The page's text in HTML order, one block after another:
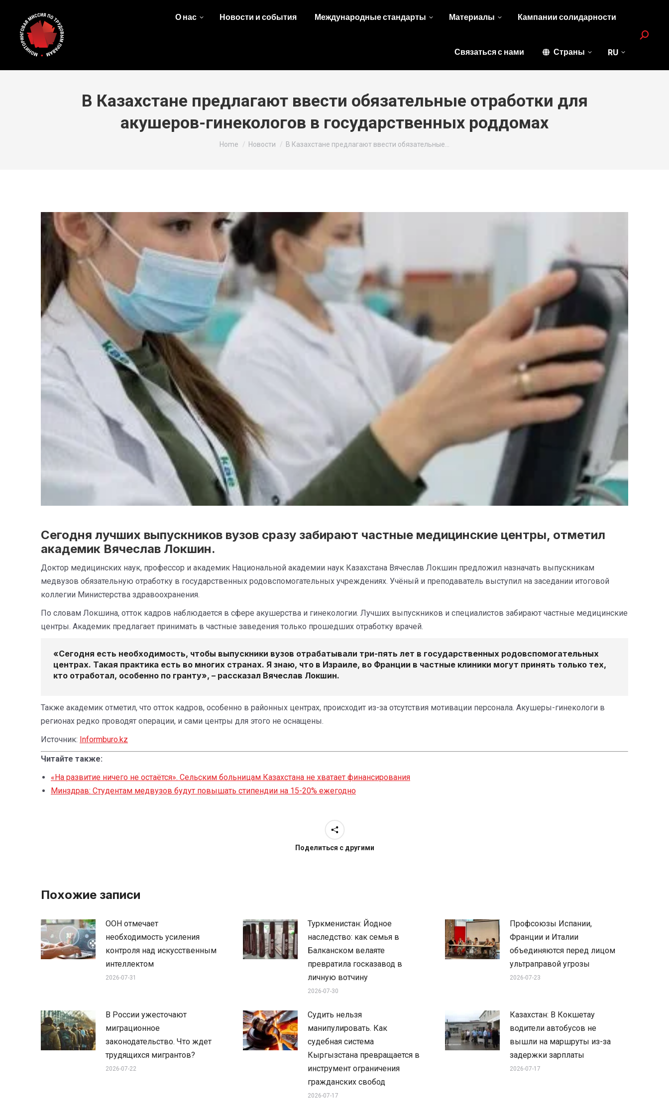
О нас Новости и события Международные стандарты Материалы Кампании солидарности
Связаться с нами Страны RU
Search:
В Казахстане предлагают ввести обязательные отработки для
акушеров-гинекологов в государственных роддомах
You are here:
Home Новости В Казахстане предлагают ввести обязательные…
Сегодня лучших выпускников вузов сразу забирают частные медицинские центры, отметил
академик Вячеслав Локшин.
Доктор медицинских наук, профессор и академик Национальной академии наук Казахстана Вячеслав Локшин предложил назначать выпускникам
медвузов обязательную отработку в государственных родовспомогательных учреждениях. Учёный и преподаватель выступил на заседании итоговой
коллегии Министерства здравоохранения.
По словам Локшина, отток кадров наблюдается в сфере акушерства и гинекологии. Лучших выпускников и специалистов забирают частные медицинские
центры. Академик предлагает принимать в частные заведения только прошедших отработку врачей.
«Сегодня есть необходимость, чтобы выпускники вузов отрабатывали три-пять лет в государственных родовспомогательных
центрах. Такая практика есть во многих странах. Я знаю, что в Израиле, во Франции в частные клиники могут принять только тех,
кто отработал, особенно по гранту», – рассказал Вячеслав Локшин.
Также академик отметил, что отток кадров, особенно в районных центрах, происходит из-за отсутствия мотивации персонала. Акушеры-гинекологи в
регионах редко проводят операции, и сами центры для этого не оснащены.
Источник: Informburo.kz
Читайте также:
«На развитие ничего не остаётся». Сельским больницам Казахстана не хватает финансирования
Минздрав: Студентам медвузов будут повышать стипендии на 15-20% ежегодно
Поделиться с другими
Похожие записи
ООН отмечает
необходимость усиления
контроля над искусственным
интеллектом
2026-07-31
Туркменистан: Йодное
наследство: как семья в
Балканском велаяте
превратила госказавод в
личную вотчину
2026-07-30
Профсоюзы Испании,
Франции и Италии
объединяются перед лицом
ультраправой угрозы
2026-07-23
В России ужесточают
миграционное
законодательство. Что ждет
трудящихся мигрантов?
2026-07-22
Судить нельзя
манипулировать. Как
судебная система
Кыргызстана превращается в
инструмент ограничения
гражданских свобод
2026-07-17
Казахстан: В Кокшетау
водители автобусов не
вышли на маршруты из-за
задержки зарплаты
2026-07-17